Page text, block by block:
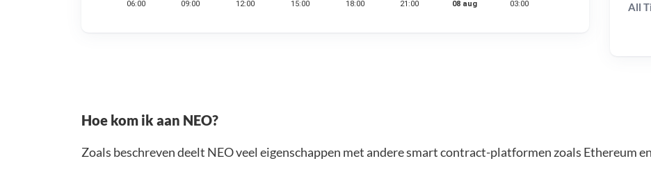
All
Hoe kom ik aan NEO?
Zoals beschreven deelt NEO veel eigenschappen met andere smart contract-platformen zoals Ethereum